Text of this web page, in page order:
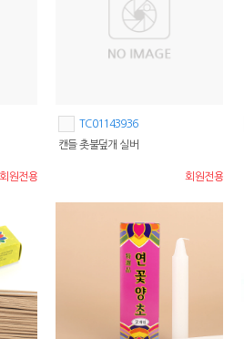
회원전용
TC01143936
캔들 촛불덮개 실버
회원전용